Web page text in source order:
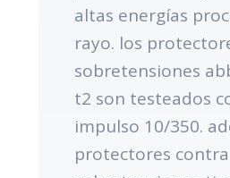
altas energías
rayo. los
sobretensiones
t2 son testeados
impulso 10/350.
protectores contra